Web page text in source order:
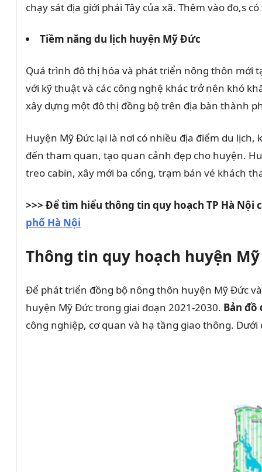
chạy sát địa giới phái Tây của xã. Thêm vào đo,s
Tiềm năng du lịch huyện Mỹ Đức
Quá trình đô thị hóa và phát triển nông thôn mới
với kỹ thuật và các công nghệ khác trở nên khó
xây dựng một đô thị đồng bộ trên địa bàn thành
Huyện Mỹ Đức lại là nơi có nhiều địa điểm du
đến tham quan, tạo quan cảnh đẹp cho huyện.
treo cabin, xây mới ba cổng, trạm bán vé khách
>>> Để tìm hiểu thông tin quy hoạch TP Hà
phố Hà Nội
Thông tin quy hoạch huyện
Để phát triển đồng bộ nông thôn huyện Mỹ Đức
huyện Mỹ Đức trong giai đoạn 2021-2030. Bản
công nghiệp, cơ quan và hạ tầng giao thông.